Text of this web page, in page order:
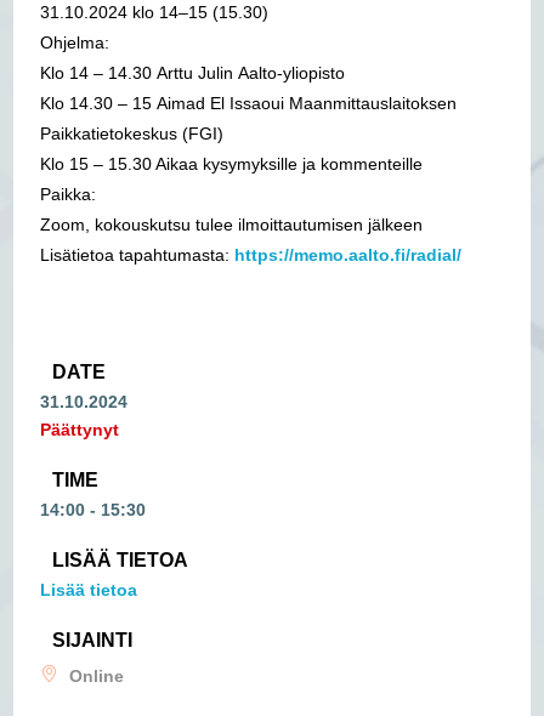
31.10.2024 klo 14–15 (15.30)
Ohjelma:
Klo 14 – 14.30 Arttu Julin Aalto-yliopisto
Klo 14.30 – 15 Aimad El Issaoui Maanmittauslaitoksen
Paikkatietokeskus (FGI)
Klo 15 – 15.30 Aikaa kysymyksille ja kommenteille
Paikka:
Zoom, kokouskutsu tulee ilmoittautumisen jälkeen
Lisätietoa tapahtumasta: https://memo.aalto.fi/radial/
DATE
31.10.2024
Päättynyt
TIME
14:00 - 15:30
LISÄÄ TIETOA
Lisää tietoa
SIJAINTI
Online